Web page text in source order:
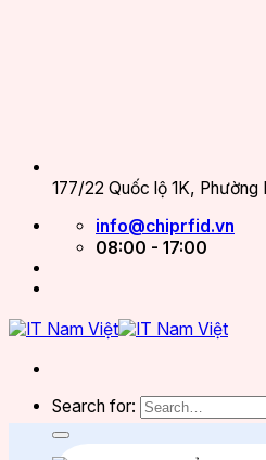
177/22 Quốc lộ 1K, Phường
info@chiprfid.vn
08:00 - 17:00
Search for: